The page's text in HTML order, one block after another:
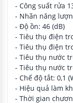
- Công suất rửa
- Nhãn năng
- Độ ồn: 46 (dB)
- Tiêu thụ điện
- Tiêu thụ điện
- Tiêu thụ nước
- Tiêu thụ nước
- Chế độ tắt: 0,1
- Hiệu quả làm
- Thời gian